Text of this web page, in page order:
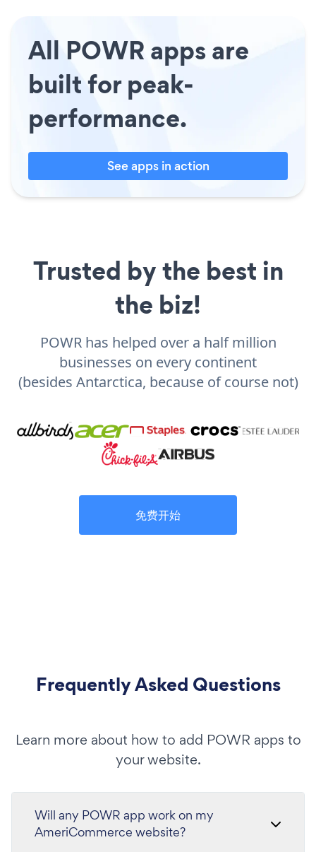
All POWR apps are
built for peak-
performance.
See apps in action
Trusted by the best in
the biz!
POWR has helped over a half million
businesses on every continent
(besides Antarctica, because of course not)
免费开始
Frequently Asked Questions
Learn more about how to add POWR apps to
your website.
Will any POWR app work on my
AmeriCommerce website?